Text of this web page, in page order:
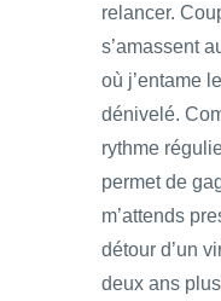
relancer.
s’amassent
où j’entame
dénivelé.
rythme
permet de
m’attends
détour d’un
deux ans